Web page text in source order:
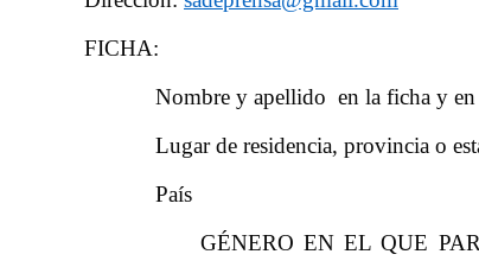
FICHA:
Nombre y apellido en la ficha y en
Lugar de residencia, provincia o
País
GÉNERO EN EL QUE